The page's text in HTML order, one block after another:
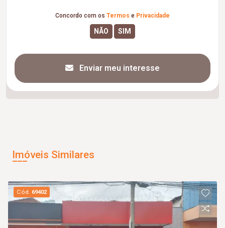
Concordo com os Termos e Privacidade
Enviar meu interesse
Imóveis Similares
Cód. 69402